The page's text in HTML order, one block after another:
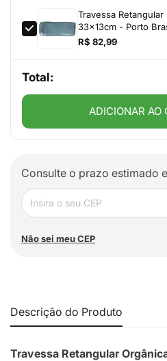
Travessa
33x13cm - Porto
R$ 82,99
Total:
ADICIONAR AO
Consulte o prazo estimado
Não sei meu CEP
Descrição do Produto
Travessa Retangular